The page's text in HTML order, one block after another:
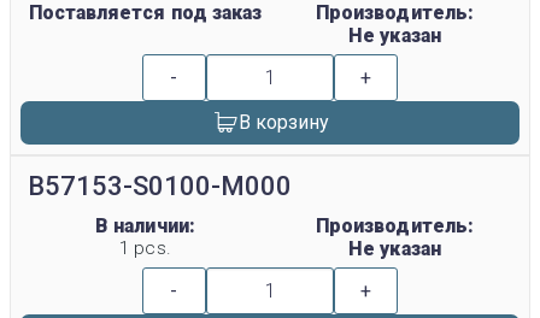
Поставляется под заказ
Производитель:
Не указан
-
+
В корзину
B57153-S0100-M000
В наличии:
1 pcs.
Производитель:
Не указан
-
+